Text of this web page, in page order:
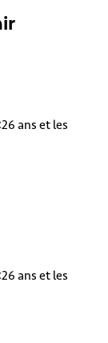
ans et les
ans et les